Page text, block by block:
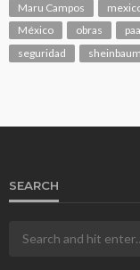
Maru Campos
México
obras
seguridad
sheinbaum
SEARCH